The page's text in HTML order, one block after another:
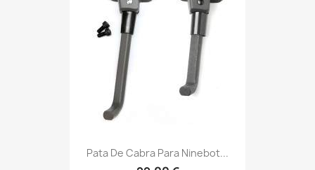
Pata De Cabra Para Ninebot...